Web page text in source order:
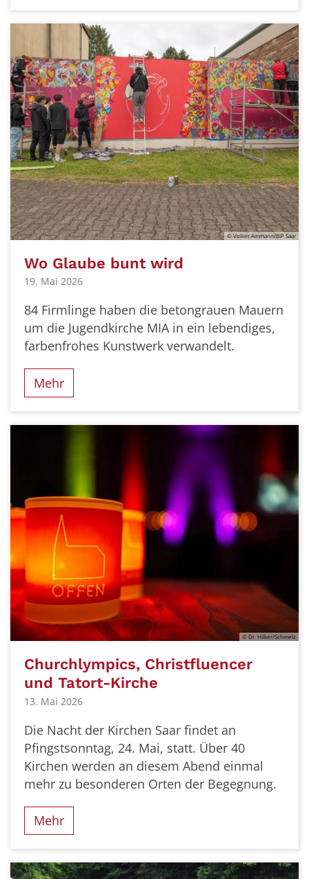
© Volker Ammann/BIP Saar
Wo Glaube bunt wird
19. Mai 2026
84 Firmlinge haben die betongrauen Mauern
um die Jugendkirche MIA in ein lebendiges,
farbenfrohes Kunstwerk verwandelt.
Mehr
© Dr. Hilker/Schmelz
Churchlympics, Christfluencer
und Tatort-Kirche
13. Mai 2026
Die Nacht der Kirchen Saar findet an
Pfingstsonntag, 24. Mai, statt. Über 40
Kirchen werden an diesem Abend einmal
mehr zu besonderen Orten der Begegnung.
Mehr